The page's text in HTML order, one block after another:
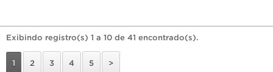
Exibindo registro(s) 1 a 10 de 41 encontrado(s).
1 2 3 4 5 >